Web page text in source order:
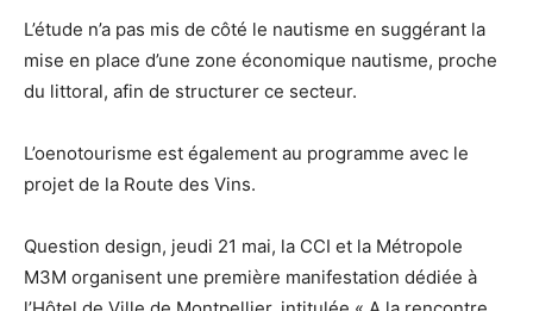
L’étude n’a pas mis de côté le nautisme en suggérant la
mise en place d’une zone économique nautisme, proche
du littoral, afin de structurer ce secteur.
L’oenotourisme est également au programme avec le
projet de la Route des Vins.
Question design, jeudi 21 mai, la CCI et la Métropole
M3M organisent une première manifestation dédiée à